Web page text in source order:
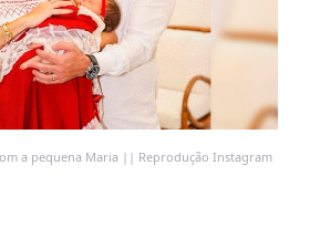
a pequena Maria || Reprodução Instagram